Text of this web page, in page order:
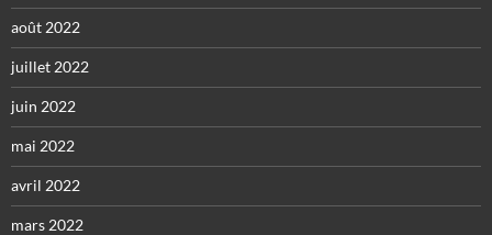
août 2022
juillet 2022
juin 2022
mai 2022
avril 2022
mars 2022